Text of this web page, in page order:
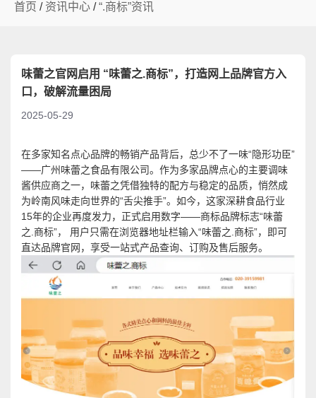
首页 / 资讯中心 /“.商标”资讯
味蕾之官网启用 “味蕾之.商标”，打造网上品牌官方入
口，破解流量困局
2025-05-29
在多家知名点心品牌的畅销产品背后，总少不了一味“隐形功臣”
——广州味蕾之食品有限公司。作为多家品牌点心的主要调味
酱供应商之一，味蕾之凭借独特的配方与稳定的品质，悄然成
为岭南风味走向世界的“舌尖推手”。如今，这家深耕食品行业
15年的企业再度发力，正式启用数字——商标品牌标志“味蕾
之.商标”， 用户只需在浏览器地址栏输入“味蕾之.商标”，即可
直达品牌官网，享受一站式产品查询、订购及售后服务。